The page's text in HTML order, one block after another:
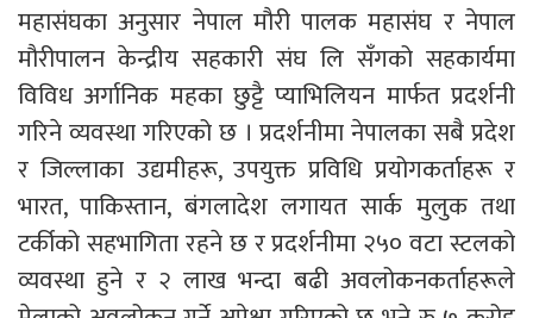
महासंघका अनुसार नेपाल मौरी पालक महासंघ र नेपाल
मौरीपालन केन्द्रीय सहकारी संघ लि सँगको सहकार्यमा
विविध अर्गानिक महका छुट्टै प्याभिलियन मार्फत प्रदर्शनी
गरिने व्यवस्था गरिएको छ । प्रदर्शनीमा नेपालका सबै प्रदेश
र जिल्लाका उद्यमीहरू, उपयुक्त प्रविधि प्रयोगकर्ताहरू र
भारत, पाकिस्तान, बंगलादेश लगायत सार्क मुलुक तथा
टर्कीको सहभागिता रहने छ र प्रदर्शनीमा २५० वटा स्टलको
व्यवस्था हुने र २ लाख भन्दा बढी अवलोकनकर्ताहरूले